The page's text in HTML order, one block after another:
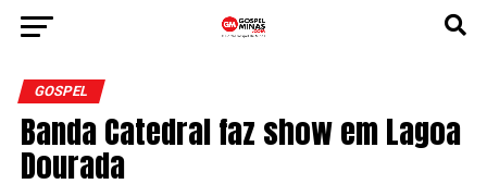
GOSPEL
Banda Catedral faz show em Lagoa
Dourada